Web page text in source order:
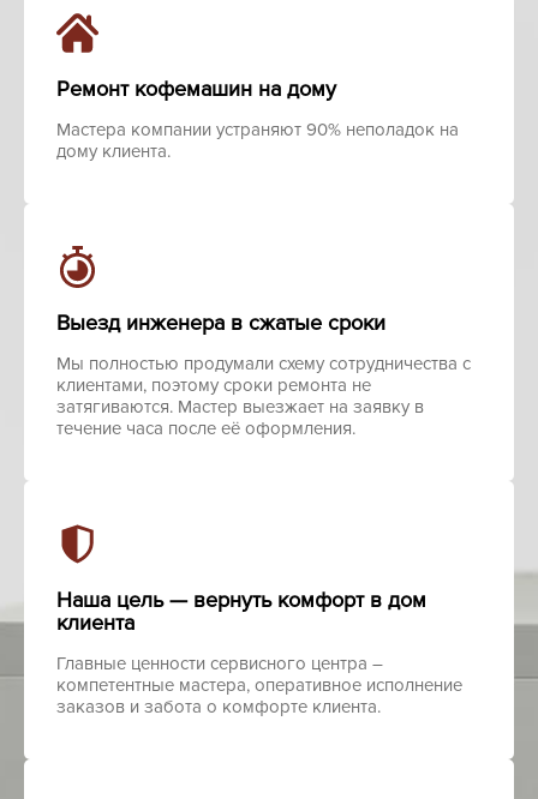
Ремонт кофемашин на дому
Мастера компании устраняют 90% неполадок на
дому клиента.
Выезд инженера в сжатые сроки
Мы полностью продумали схему сотрудничества с
клиентами, поэтому сроки ремонта не
затягиваются. Мастер выезжает на заявку в
течение часа после её оформления.
Наша цель — вернуть комфорт в дом
клиента
Главные ценности сервисного центра –
компетентные мастера, оперативное исполнение
заказов и забота о комфорте клиента.